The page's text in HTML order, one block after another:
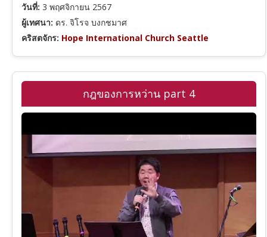
วันที่: 3 พฤศจิกายน 2567
ผู้เทศนา: ดร. จิโรจ บงกชมาศ
คริสตจักร: Hope International Church Seattle
กฎของการหว่าน part 4